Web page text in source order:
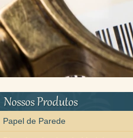
Papel de Parede